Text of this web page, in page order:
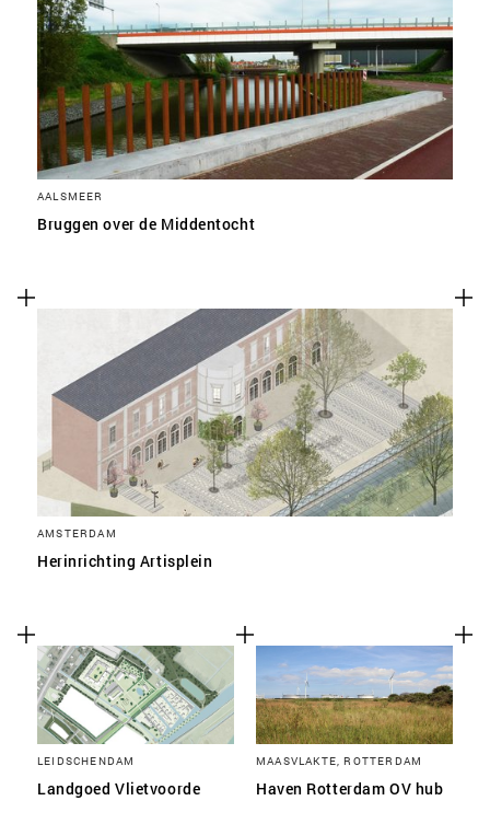
AALSMEER
Bruggen over de Middentocht
AMSTERDAM
Herinrichting Artisplein
LEIDSCHENDAM
Landgoed Vlietvoorde
MAASVLAKTE, ROTTERDAM
Haven Rotterdam OV hub
SLA VOORKEUREN OP